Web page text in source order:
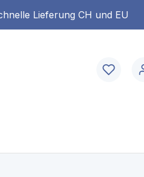
Lieferung CH und EU